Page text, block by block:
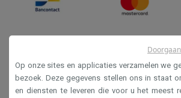
Op onze sites en applicaties verzamelen we
bezoek. Deze gegevens stellen ons in staat
en diensten te leveren die voor u het meest